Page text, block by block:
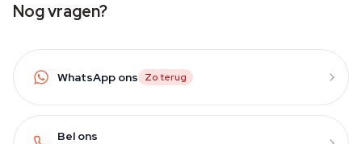
Nog vragen?
WhatsApp ons Zo terug
Bel ons